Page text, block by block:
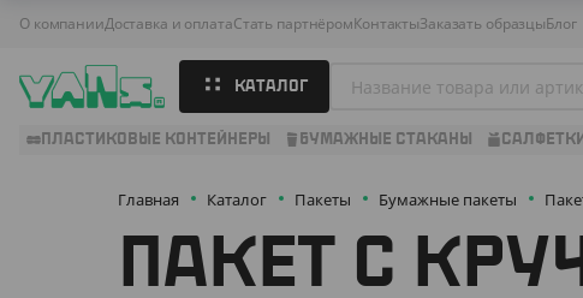
О компанииДоставка и оплатаСтать партнёромКонтактыЗаказать образцыБлог
КАТАЛОГ
ПЛАСТИКОВЫЕ КОНТЕЙНЕРЫ БУМАЖНЫЕ СТАКАНЫ САЛФЕТКИ
Главная Каталог Пакеты Бумажные пакеты
ПАКЕТ С